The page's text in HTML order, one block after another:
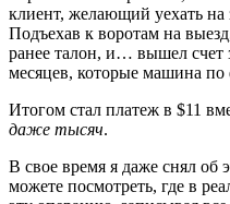
клиент, желающий уехать
Подъехав к воротам на
ранее талон, и… вышел счет
месяцев, которые машина по
Итогом стал платеж в $11
даже тысяч.
В свое время я даже снял об
можете посмотреть, где в